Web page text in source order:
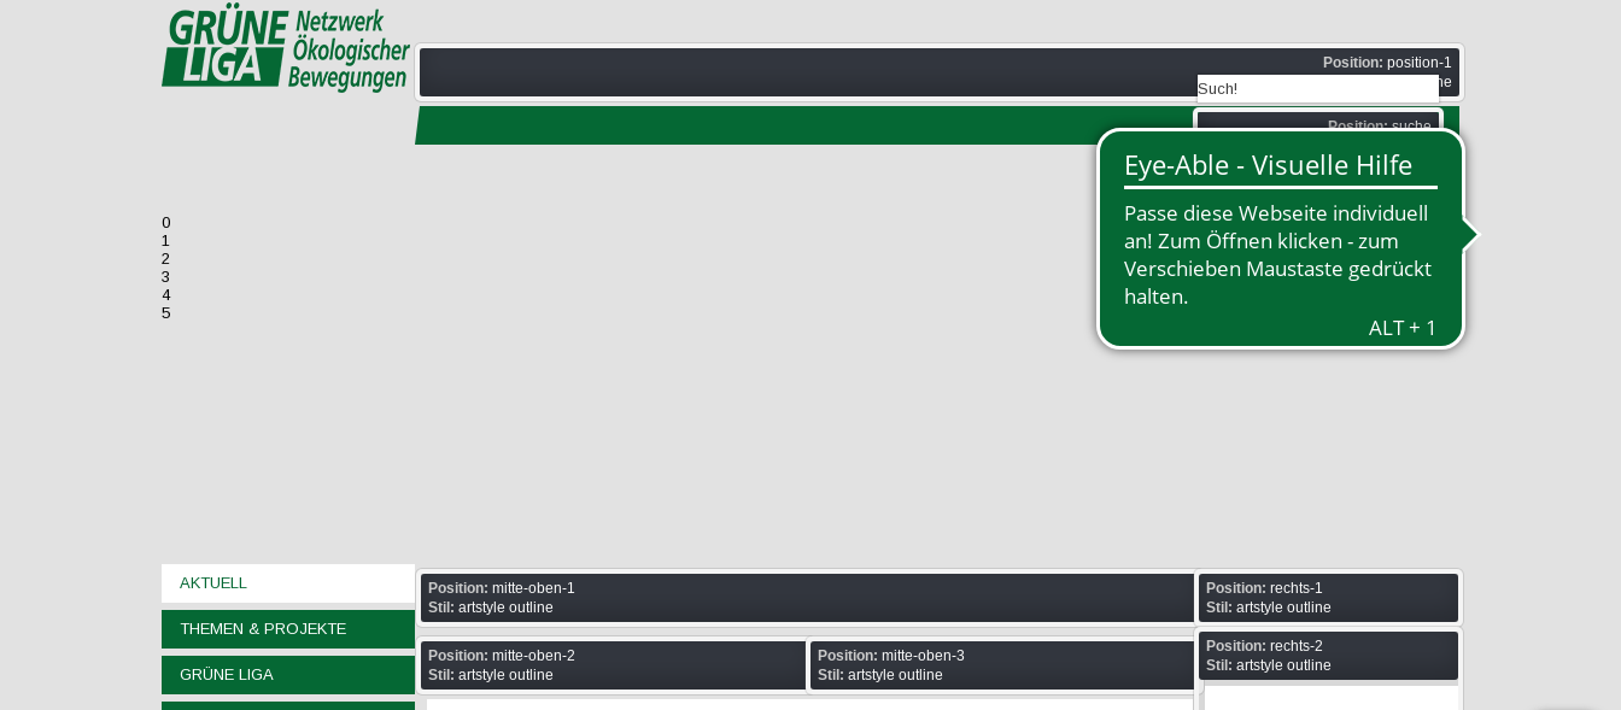
Position: position-1
none outline
Position:suche
0
1
2
3
4
5
AKTUELL
THEMEN & PROJEKTE
GRÜNE LIGA
Position: mitte-oben-1
Stil: artstyle outline
Position: mitte-oben-2
Stil: artstyle outline
Position: mitte-oben-3
Stil: artstyle outline
Position: rechts-1
Stil: artstyle outline
Position: rechts-2
Stil: artstyle outline